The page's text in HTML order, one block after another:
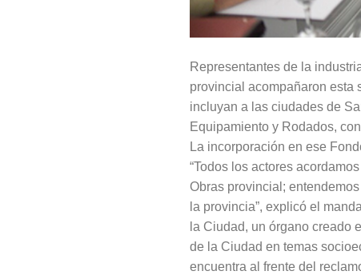
Representantes de la
provincial acompañaron esta
incluyan a las ciudades de
Equipamiento y Rodados,
La incorporación en ese
“Todos los actores
Obras provincial;
la provincia”, explicó el
la Ciudad, un órgano creado
de la Ciudad en temas
encuentra al frente del